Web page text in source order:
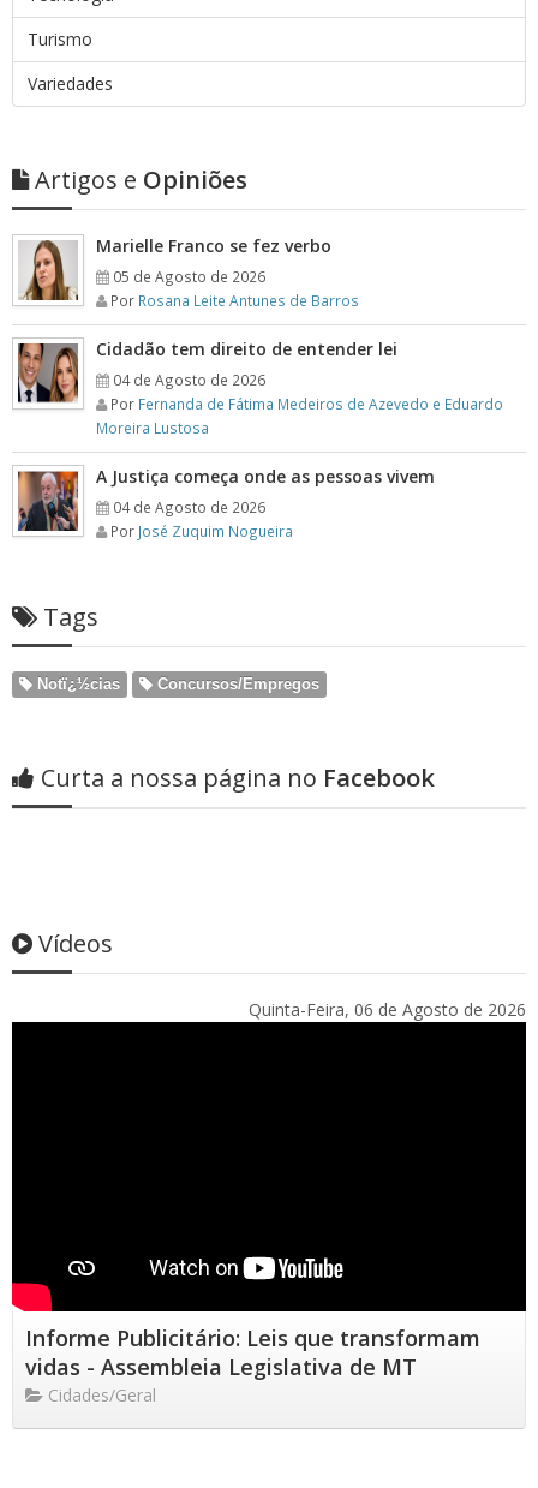
Turismo
Variedades
Artigos e Opiniões
Marielle Franco se fez verbo
05 de Agosto de 2026
Por Rosana Leite Antunes de Barros
Cidadão tem direito de entender lei
04 de Agosto de 2026
Por Fernanda de Fátima Medeiros de Azevedo e Eduardo
Moreira Lustosa
A Justiça começa onde as pessoas vivem
04 de Agosto de 2026
Por José Zuquim Nogueira
Tags
Notï¿½cias Concursos/Empregos
Curta a nossa página no Facebook
Vídeos
Quinta-Feira, 06 de Agosto de 2026
Informe Publicitário: Leis que transformam
vidas - Assembleia Legislativa de MT
Cidades/Geral